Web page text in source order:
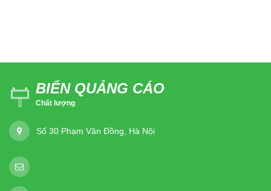
BIỂN QUẢNG CÁO
Chất lượng
Số 30 Phạm Văn Đồng, Hà Nội